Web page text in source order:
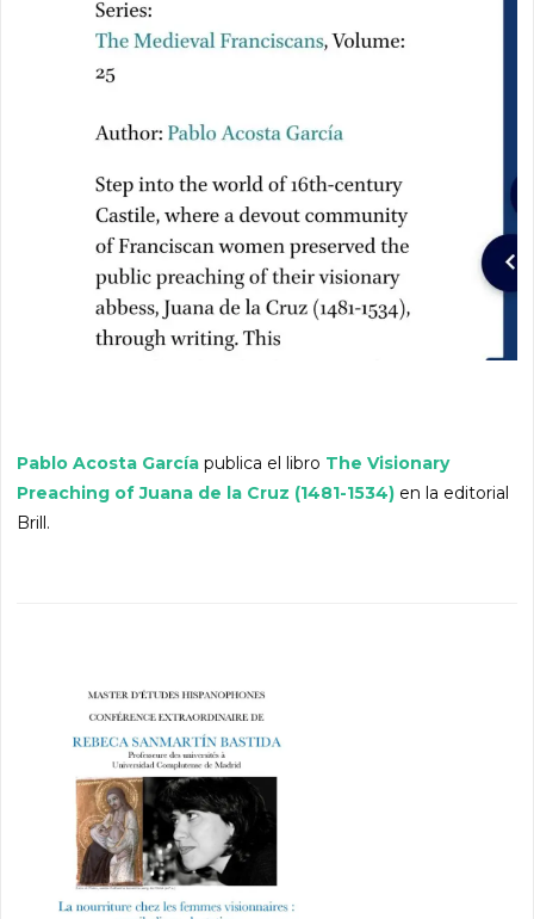
Pablo Acosta García publica el libro The Visionary
Preaching of Juana de la Cruz (1481-1534) en la editorial
Brill.